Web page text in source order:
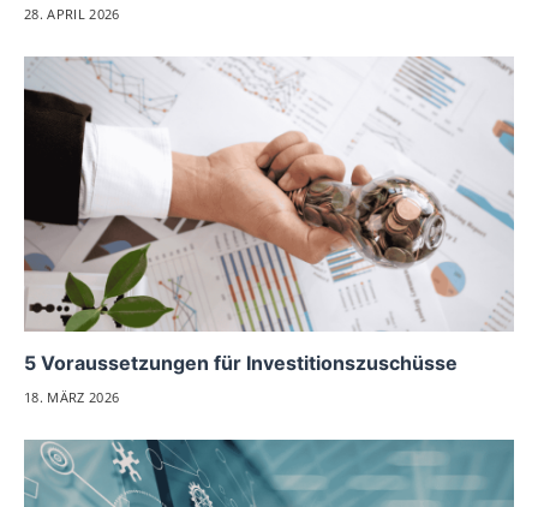
28. APRIL 2026
5 Voraussetzungen für Investitionszuschüsse
18. MÄRZ 2026